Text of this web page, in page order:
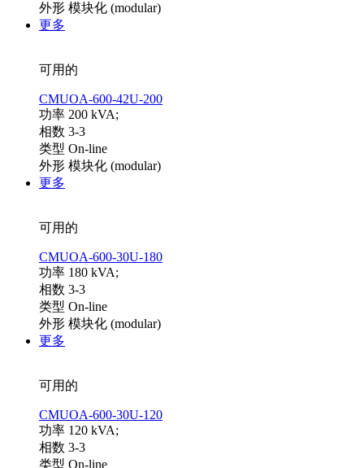
外形 模块化 (modular)
更多
可用的
CMUOA-600-42U-200
功率 200 kVA;
相数 3-3
类型 On-line
外形 模块化 (modular)
更多
可用的
CMUOA-600-30U-180
功率 180 kVA;
相数 3-3
类型 On-line
外形 模块化 (modular)
更多
可用的
CMUOA-600-30U-120
功率 120 kVA;
相数 3-3
类型 On-line